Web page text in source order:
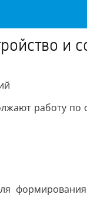
и
работу